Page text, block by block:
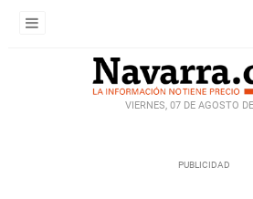
VIERNES, 07 DE AGOSTO